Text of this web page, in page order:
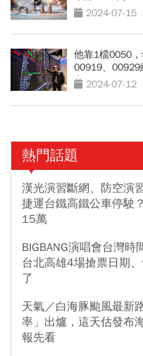
2024-07-15
他靠1檔0050
00919、00929
高股息」
2024-07-12
熱門話題
漢光演習斷網、防空演
捷運台鐵高鐵公車停駛
15萬
BIGBANG演唱會台灣
台北高雄4場搶票日期
了
天氣／白海豚颱風最新
率」出爐，這天估發布
報先看